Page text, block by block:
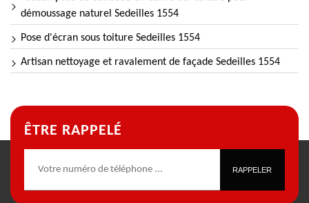
démoussage naturel Sedeilles 1554
Pose d'écran sous toiture Sedeilles 1554
Artisan nettoyage et ravalement de façade Sedeilles 1554
ÊTRE RAPPELÉ